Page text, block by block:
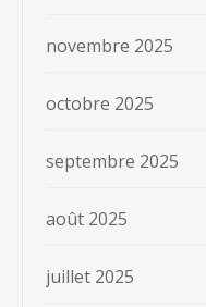
novembre 2025
octobre 2025
septembre 2025
août 2025
juillet 2025